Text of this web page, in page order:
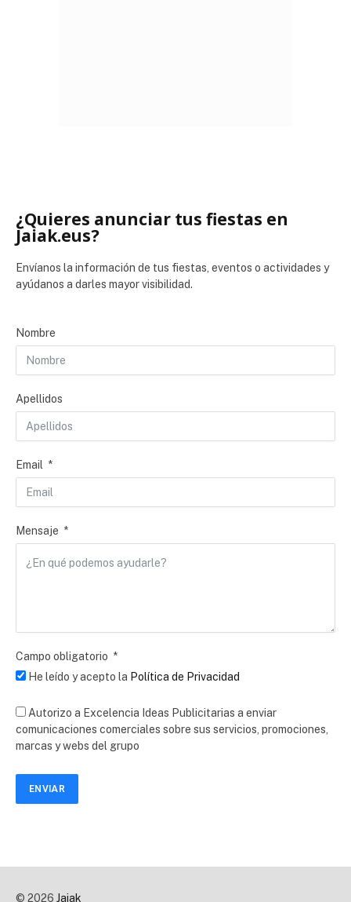
¿Quieres anunciar tus fiestas en
Jaiak.eus?
Envíanos la información de tus fiestas, eventos o actividades y
ayúdanos a darles mayor visibilidad.
Nombre
Apellidos
Email
Mensaje
Campo obligatorio
He leído y acepto la Política de Privacidad
Autorizo a Excelencia Ideas Publicitarias a enviar
comunicaciones comerciales sobre sus servicios, promociones,
marcas y webs del grupo
ENVIAR
© 2026 Jaiak